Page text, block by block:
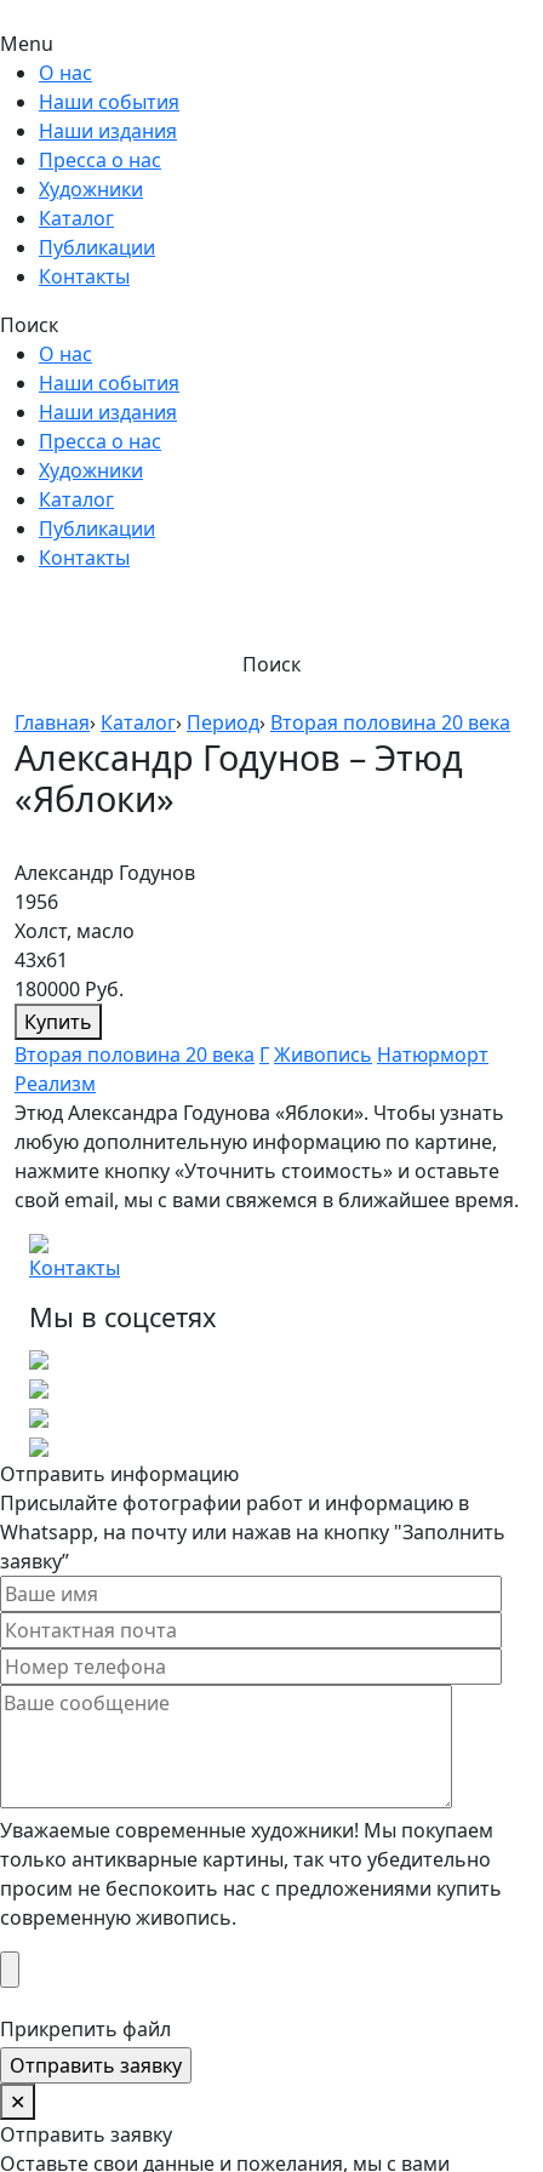
Menu
О нас
Наши события
Наши издания
Пресса о нас
Художники
Каталог
Публикации
Контакты
Поиск
О нас
Наши события
Наши издания
Пресса о нас
Художники
Каталог
Публикации
Контакты
Поиск
Главная› Каталог› Период› Вторая половина 20 века
Александр Годунов – Этюд
«Яблоки»
Александр Годунов
1956
Холст, масло
43х61
180000 Руб.
Купить
Вторая половина 20 века ГЖивопись Натюрморт
Реализм
Этюд Александра Годунова «Яблоки». Чтобы узнать
любую дополнительную информацию по картине,
нажмите кнопку «Уточнить стоимость» и оставьте
свой email, мы с вами свяжемся в ближайшее время.
Контакты
Мы в соцсетях
Отправить информацию
Присылайте фотографии работ и информацию в
Whatsapp, на почту или нажав на кнопку "Заполнить
заявку”
Уважаемые современные художники! Мы покупаем
только антикварные картины, так что убедительно
просим не беспокоить нас с предложениями купить
современную живопись.
Прикрепить файл
✕
Отправить заявку
Оставьте свои данные и пожелания, мы с вами